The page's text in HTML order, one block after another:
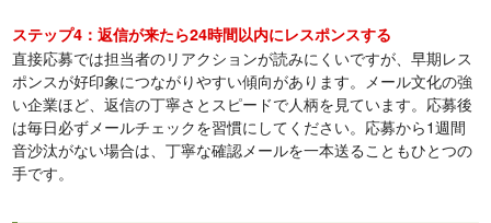
ステップ4：返信が来たら24時間以内にレスポンスする
直接応募では担当者のリアクションが読みにくいですが、早期レス
ポンスが好印象につながりやすい傾向があります。メール文化の強
い企業ほど、返信の丁寧さとスピードで人柄を見ています。応募後
は毎日必ずメールチェックを習慣にしてください。応募から1週間
音沙汰がない場合は、丁寧な確認メールを一本送ることもひとつの
手です。